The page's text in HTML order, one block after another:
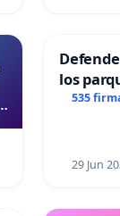
los
535
29 Jun